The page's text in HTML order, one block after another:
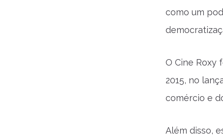
como um
O Cine Roxy
2015, no
comércio e
Além disso,